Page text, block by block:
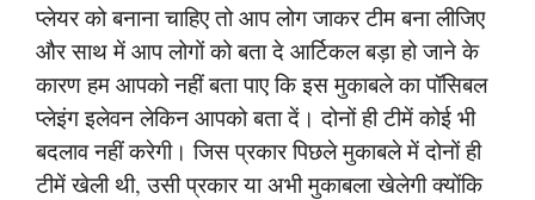
प्लेयर को बनाना चाहिए तो आप लोग जाकर टीम बना लीजिए
और साथ में आप लोगों को बता दे आर्टिकल बड़ा हो जाने के
कारण हम आपको नहीं बता पाए कि इस मुकाबले का पॉसिबल
प्लेइंग इलेवन लेकिन आपको बता दें। दोनों ही टीमें कोई भी
बदलाव नहीं करेगी। जिस प्रकार पिछले मुकाबले में दोनों ही
टीमें खेली थी, उसी प्रकार या अभी मुकाबला खेलेगी क्योंकि